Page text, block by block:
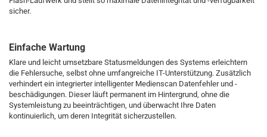
sicher.
Einfache Wartung
Klare und leicht umsetzbare Statusmeldungen des Systems erleichtern
die Fehlersuche, selbst ohne umfangreiche IT-Unterstützung. Zusätzlich
verhindert ein integrierter intelligenter Medienscan Datenfehler und -
beschädigungen. Dieser läuft permanent im Hintergrund, ohne die
Systemleistung zu beeinträchtigen, und überwacht Ihre Daten
kontinuierlich, um deren Integrität sicherzustellen.